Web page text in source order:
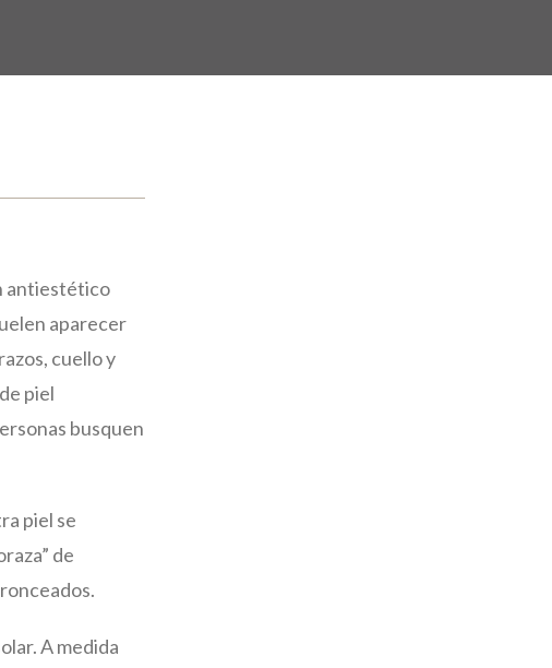
antiestético
aparecer
cuello y
piel
busquen
piel se
de
A medida